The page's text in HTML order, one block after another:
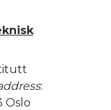
:
Oslo